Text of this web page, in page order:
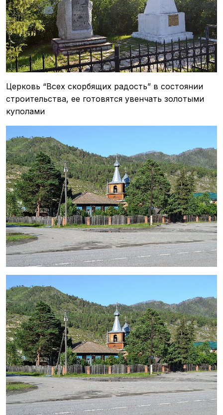
Церковь “Всех скорбящих радость” в состоянии
строительства, ее готовятся увенчать золотыми
куполами